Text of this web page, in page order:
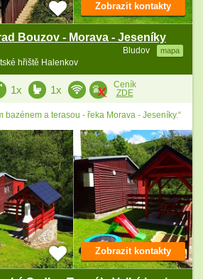
Bouzov - Morava - Jeseníky
Bludov mapa
hřiště Halenkov
Zobrazit kontakty
1x 1x
Ceník
ZDE
bazénem a terasou - řeka Morava - Jeseníky.“
Zobrazit kontakty